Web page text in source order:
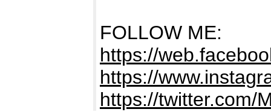
FOLLOW ME:
https://
https://
https://twitter.com/